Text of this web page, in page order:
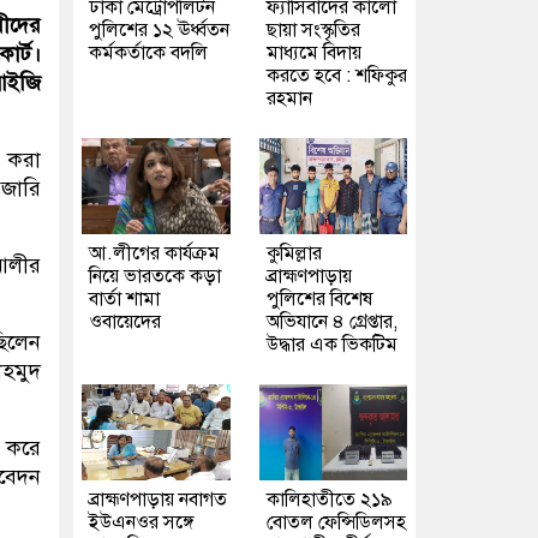
করা
করে
ঢাকা মেট্রোপলিটন
পুলিশের ১২ ঊর্ধ্বতন
কর্মকর্তাকে বদলি
ফ্যাসিবাদের কালো
ছায়া সংস্কৃতির
মাধ্যমে বিদায়
করতে হবে : শফিকুর
রহমান
আ.লীগের কার্যক্রম
নিয়ে ভারতকে কড়া
বার্তা শামা
ওবায়েদের
কুমিল্লার
ব্রাহ্মণপাড়ায়
পুলিশের বিশেষ
অভিযানে ৪ গ্রেপ্তার,
উদ্ধার এক ভিকটিম
ব্রাহ্মণপাড়ায় নবাগত
ইউএনওর সঙ্গে
কালিহাতীতে ২১৯
বোতল ফেন্সিডিলসহ